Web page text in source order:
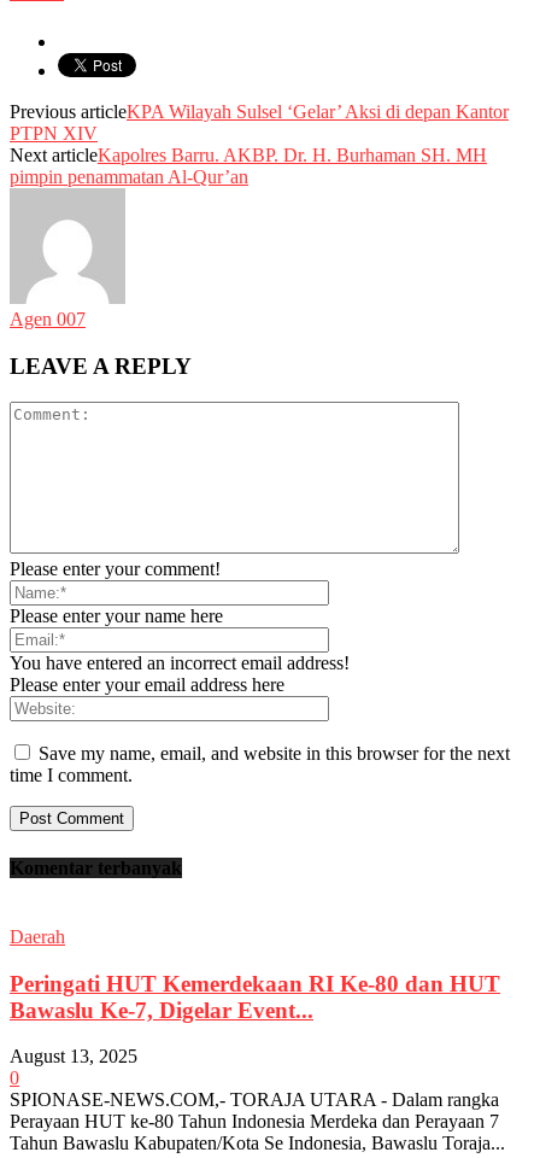
Previous articleKPA Wilayah Sulsel ‘Gelar’ Aksi di depan Kantor
PTPN XIV
Next articleKapolres Barru. AKBP. Dr. H. Burhaman SH. MH
pimpin penammatan Al-Qur’an
Agen 007
LEAVE A REPLY
Please enter your comment!
Please enter your name here
You have entered an incorrect email address!
Please enter your email address here
Save my name, email, and website in this browser for the next
time I comment.
Komentar terbanyak
Daerah
Peringati HUT Kemerdekaan RI Ke-80 dan HUT
Bawaslu Ke-7, Digelar Event...
August 13, 2025
0
SPIONASE-NEWS.COM,- TORAJA UTARA - Dalam rangka
Perayaan HUT ke-80 Tahun Indonesia Merdeka dan Perayaan 7
Tahun Bawaslu Kabupaten/Kota Se Indonesia, Bawaslu Toraja...